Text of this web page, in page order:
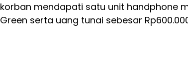
korban mendapati satu unit handphone
Green serta uang tunai sebesar